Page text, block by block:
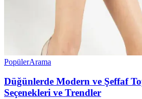
PopülerArama
Düğünlerde Modern ve Şeffaf
Seçenekleri ve Trendler